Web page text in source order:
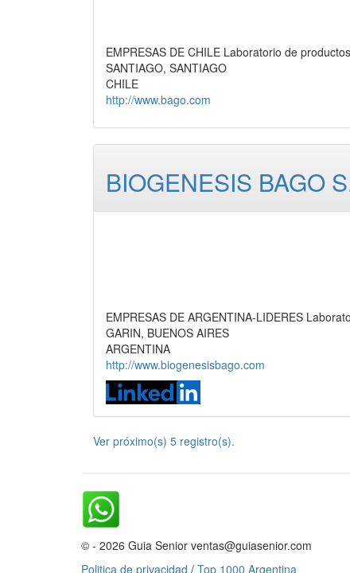
EMPRESAS DE CHILE Laboratorio de
SANTIAGO, SANTIAGO
CHILE
http://www.bago.com
BIOGENESIS BAGO
EMPRESAS DE ARGENTINA-LIDERES
GARIN, BUENOS AIRES
ARGENTINA
http://www.biogenesisbago.com
Ver próximo(s) 5 registro(s).
© - 2026 Guia Senior ventas@guiasenior.com
Politica de privacidad / Top 1000 Argentina